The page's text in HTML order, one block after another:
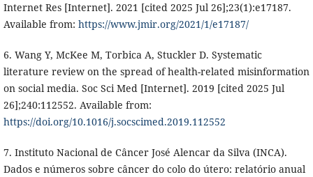
Internet Res [Internet]. 2021 [cited 2025 Jul 26];23(1):e17187.
Available from: https://www.jmir.org/2021/1/e17187/
6. Wang Y, McKee M, Torbica A, Stuckler D. Systematic
literature review on the spread of health-related misinformation
on social media. Soc Sci Med [Internet]. 2019 [cited 2025 Jul
26];240:112552. Available from:
https://doi.org/10.1016/j.socscimed.2019.112552
7. Instituto Nacional de Câncer José Alencar da Silva (INCA).
Dados e números sobre câncer do colo do útero: relatório anual